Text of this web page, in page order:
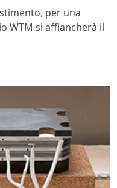
per una
WTM si affiancherà il